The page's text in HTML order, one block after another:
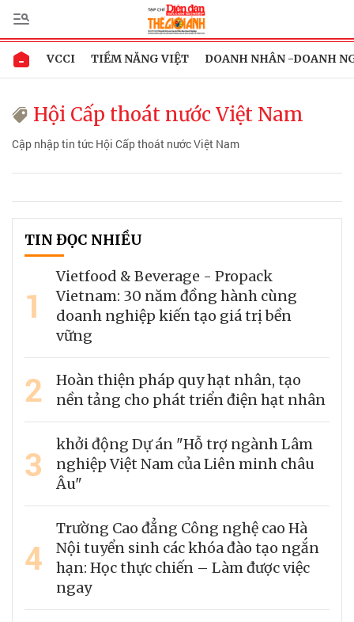
VCCI TIỀM NĂNG VIỆT DOANH NHÂN -DOANH
Hội Cấp thoát nước Việt Nam
Cập nhập tin tức Hội Cấp thoát nước Việt Nam
TIN ĐỌC NHIỀU
1
Vietfood & Beverage - Propack
Vietnam: 30 năm đồng hành cùng
doanh nghiệp kiến tạo giá trị bền
vững
2
Hoàn thiện pháp quy hạt nhân, tạo
nền tảng cho phát triển điện hạt nhân
3
khởi động Dự án "Hỗ trợ ngành Lâm
nghiệp Việt Nam của Liên minh châu
Âu"
4
Trường Cao đẳng Công nghệ cao Hà
Nội tuyển sinh các khóa đào tạo ngắn
hạn: Học thực chiến – Làm được việc
ngay